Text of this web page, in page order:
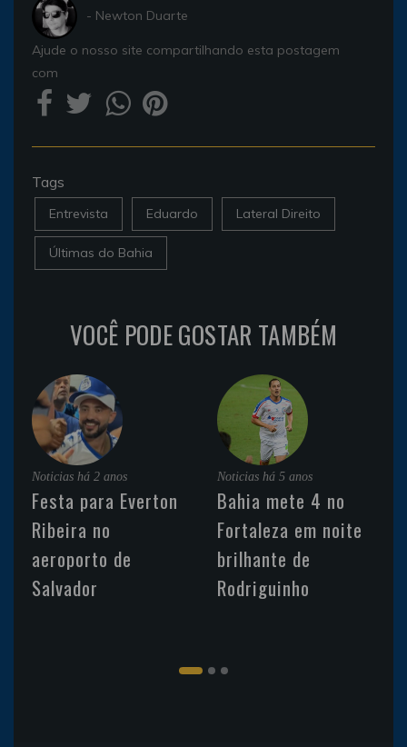
- Newton Duarte
Ajude o nosso site compartilhando esta postagem
com
Tags
Entrevista Eduardo Lateral Direito
Últimas do Bahia
VOCÊ PODE GOSTAR TAMBÉM
Noticias há 2 anos
Festa para Everton
Ribeira no
aeroporto de
Salvador
Noticias há 5 anos
Bahia mete 4 no
Fortaleza em noite
brilhante de
Rodriguinho